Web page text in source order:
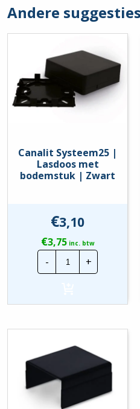
Andere
Canalit Systeem25 |
Lasdoos met
bodemstuk | Zwart
€3,10
€3,75inc. btw
-
Canalit
Systeem25
|
bodemstuk
hoeveelheid
+